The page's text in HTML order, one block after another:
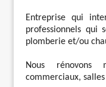
Entreprise qui
professionnels qui
plomberie et/ou
Nous rénovons
commerciaux,